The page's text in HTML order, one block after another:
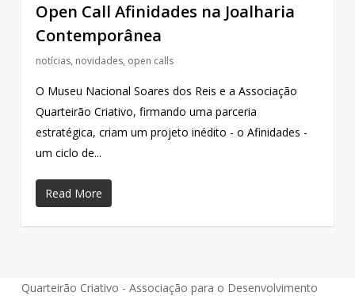
Open Call Afinidades na Joalharia
Contemporânea
notícias, novidades, open calls
O Museu Nacional Soares dos Reis e a Associação
Quarteirão Criativo, firmando uma parceria
estratégica, criam um projeto inédito - o Afinidades -
um ciclo de...
Read More
Quarteirão Criativo - Associação para o Desenvolvimento